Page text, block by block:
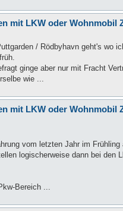
mit LKW oder Wohnmobil
/ Rödbyhavn geht's wo
ginge aber nur mit Fracht
wie ...
mit LKW oder Wohnmobil
vom letzten Jahr im
logischerweise dann bei den
Bereich ...